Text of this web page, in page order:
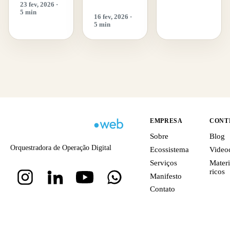
23 fev, 2026 ·
5 min
16 fev, 2026 ·
5 min
Orquestradora de Operação Digital
EMPRESA
Sobre
Ecossistema
Serviços
Manifesto
Contato
Blog
ricos